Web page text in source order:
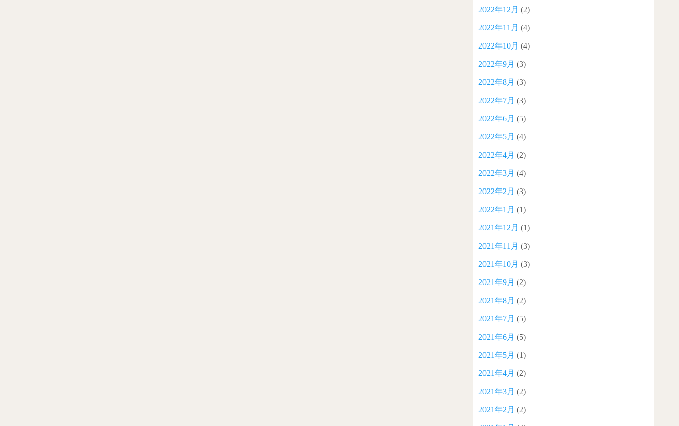
2022年12月 (2)
2022年11月 (4)
2022年10月 (4)
2022年9月 (3)
2022年8月 (3)
2022年7月 (3)
2022年6月 (5)
2022年5月 (4)
2022年4月 (2)
2022年3月 (4)
2022年2月 (3)
2022年1月 (1)
2021年12月 (1)
2021年11月 (3)
2021年10月 (3)
2021年9月 (2)
2021年8月 (2)
2021年7月 (5)
2021年6月 (5)
2021年5月 (1)
2021年4月 (2)
2021年3月 (2)
2021年2月 (2)